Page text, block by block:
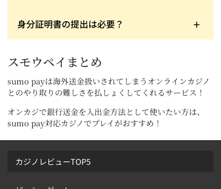
ょう。
身分証明書の提出は必要？
スモウペイまとめ
sumo payは海外送金扱いされてしまうオンラインカジノ
とのやり取りの難しさを払しょくしてくれるサービス！
オンカジで銀行送金を入出金方法として使いたい方は、
sumo pay対応カジノでプレイがおすすめ！
カジノレビューTOP5